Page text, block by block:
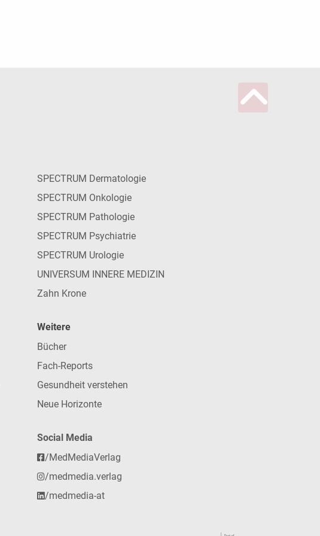
SPECTRUM Dermatologie
SPECTRUM Onkologie
SPECTRUM Pathologie
SPECTRUM Psychiatrie
SPECTRUM Urologie
UNIVERSUM INNERE MEDIZIN
Zahn Krone
Weitere
Bücher
Fach-Reports
Gesundheit verstehen
Neue Horizonte
Social Media
/MedMediaVerlag
/medmedia.verlag
/medmedia-at